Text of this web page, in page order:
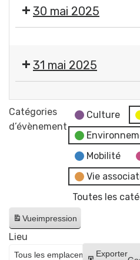
👞
80e
anniversaire
Populaire
-
Musicales
de
par
l'ANDL
30 mai 2025
Musicales
de
GERZAT
par
l'ANDL
31 mai 2025
Les
Musicales
Catégories
d’évènement
Culture
Mobilité
Vie
Toutes les
Vueimpression
Créer
Exporter
Lieu